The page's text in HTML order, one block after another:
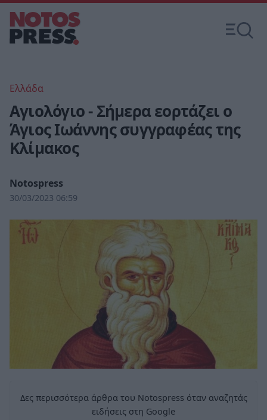
Ελλάδα
Αγιολόγιο - Σήμερα εορτάζει ο
Άγιος Ιωάννης συγγραφέας της
Κλίμακος
Notospress
30/03/2023 06:59
Δες περισσότερα άρθρα του Notospress όταν αναζητάς
ειδήσεις στη Google